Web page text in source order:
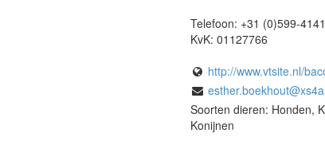
Telefoon: +31 (0)599-
KvK: 01127766
http://www.vtsite.nl/
Soorten dieren: Honden,
Konijnen